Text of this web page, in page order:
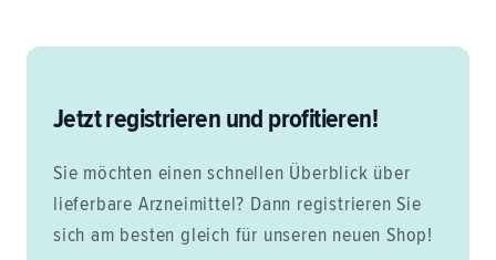
Jetzt registrieren und profitieren!
Sie möchten einen schnellen Überblick über
lieferbare Arzneimittel? Dann registrieren Sie
sich am besten gleich für unseren neuen Shop!